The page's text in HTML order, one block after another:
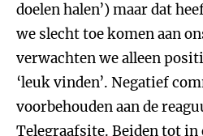
doelen halen’) maar dat
we slecht toe komen aan
verwachten we alleen
‘leuk vinden’. Negatief
voorbehouden aan de
Telegraafsite. Beiden tot in